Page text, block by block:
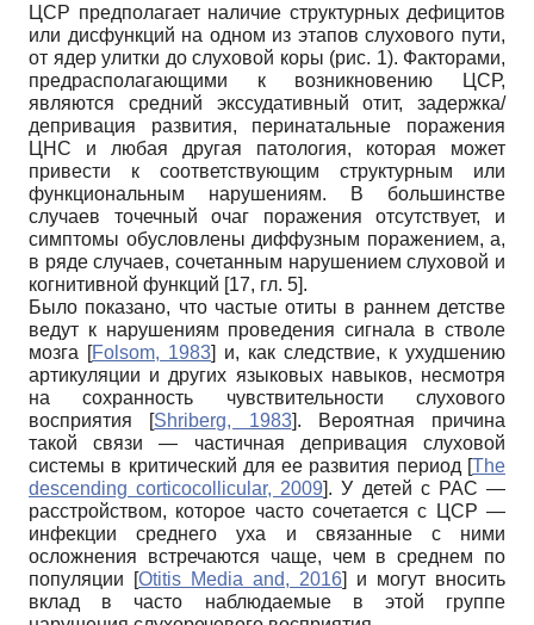
ЦСР предполагает наличие структурных дефицитов
или дисфункций на одном из этапов слухового пути,
от ядер улитки до слуховой коры (рис. 1). Факторами,
предрасполагающими к возникновению ЦСР,
являются средний экссудативный отит, задержка/
депривация развития, перинатальные поражения
ЦНС и любая другая патология, которая может
привести к соответствующим структурным или
функциональным нарушениям. В большинстве
случаев точечный очаг поражения отсутствует, и
симптомы обусловлены диффузным поражением, а,
в ряде случаев, сочетанным нарушением слуховой и
когнитивной функций [17, гл. 5].
Было показано, что частые отиты в раннем детстве
ведут к нарушениям проведения сигнала в стволе
мозга [Folsom, 1983] и, как следствие, к ухудшению
артикуляции и других языковых навыков, несмотря
на сохранность чувствительности слухового
восприятия
[Shriberg, 1983]. Вероятная причина
такой связи — частичная депривация слуховой
системы в критический для ее развития период [The
descending corticocollicular, 2009]. У детей с РАС —
расстройством, которое часто сочетается с ЦСР —
инфекции среднего уха и связанные с ними
осложнения встречаются чаще, чем в среднем по
популяции
[Otitis Media and, 2016]
и могут вносить
вклад в часто наблюдаемые в этой группе